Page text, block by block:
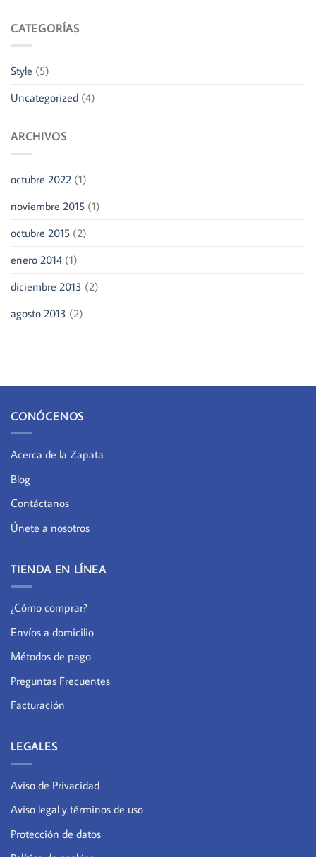
CATEGORÍAS
Style (5)
Uncategorized (4)
ARCHIVOS
octubre 2022 (1)
noviembre 2015 (1)
octubre 2015 (2)
enero 2014 (1)
diciembre 2013 (2)
agosto 2013 (2)
CONÓCENOS
Acerca de la Zapata
Blog
Contáctanos
Únete a nosotros
TIENDA EN LÍNEA
¿Cómo comprar?
Envíos a domicilio
Métodos de pago
Preguntas Frecuentes
Facturación
LEGALES
Aviso de Privacidad
Aviso legal y términos de uso
Protección de datos